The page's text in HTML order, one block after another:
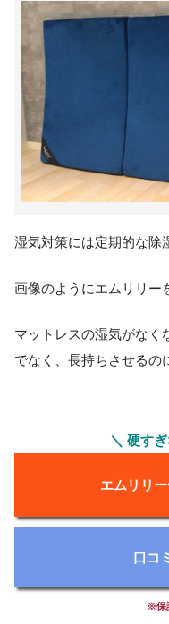
湿気対策には定期的な除
画像のようにエムリリー
マットレスの湿気がなく
でなく、長持ちさせるの
＼ 硬す
エムリリ
口コ
※保